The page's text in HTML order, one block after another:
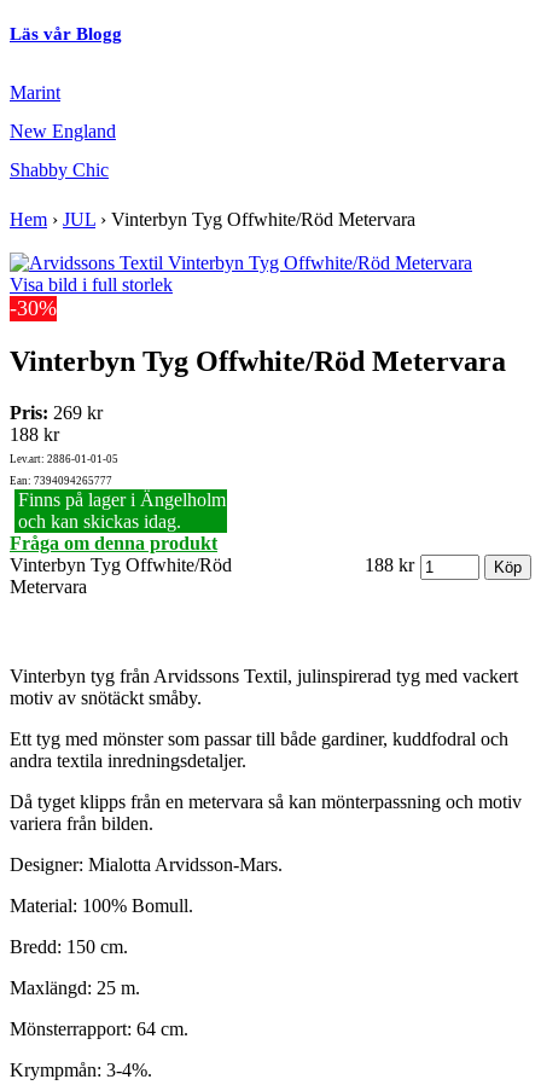
Läs vår Blogg
Marint
New England
Shabby Chic
Hem › JUL › Vinterbyn Tyg Offwhite/Röd Metervara
Visa bild i full storlek
-30%
Vinterbyn Tyg Offwhite/Röd Metervara
Pris: 269 kr
188 kr
Lev.art: 2886-01-01-05
Ean: 7394094265777
Finns på lager i Ängelholm
och kan skickas idag.
Fråga om denna produkt
Vinterbyn Tyg Offwhite/Röd
Metervara
188 kr
Vinterbyn tyg från Arvidssons Textil, julinspirerad tyg med vackert
motiv av snötäckt småby.
Ett tyg med mönster som passar till både gardiner, kuddfodral och
andra textila inredningsdetaljer.
Då tyget klipps från en metervara så kan mönterpassning och motiv
variera från bilden.
Designer: Mialotta Arvidsson-Mars.
Material: 100% Bomull.
Bredd: 150 cm.
Maxlängd: 25 m.
Mönsterrapport: 64 cm.
Krympmån: 3-4%.